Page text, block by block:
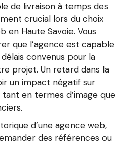
de livraison à temps des
crucial lors du choix
en Haute Savoie. Vous
que l’agence est capable
convenus pour la
projet. Un retard dans la
un impact négatif sur
en termes d’image que
d’une agence web,
des références ou